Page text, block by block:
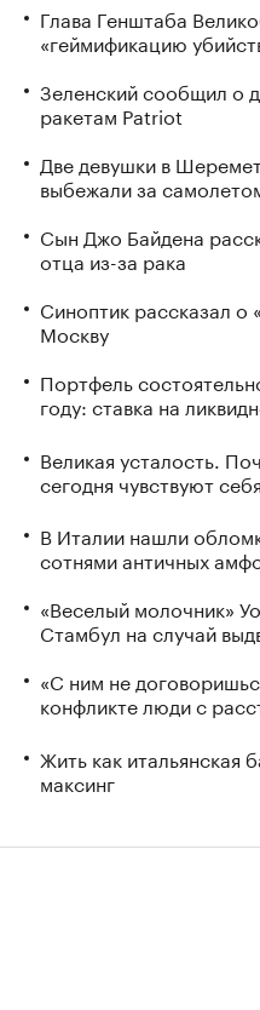
Глава Генштаба
«геймификацию
Зеленский сообщил о
ракетам Patriot
Две девушки в
выбежали за
Сын Джо Байдена
отца из-за рака
Синоптик рассказал о
Москву
Портфель
году: ставка на
Великая усталость.
сегодня чувствуют
В Италии нашли
сотнями античных
«Веселый молочник»
Стамбул на случай
«С ним не
конфликте люди с
Жить как итальянская
максинг